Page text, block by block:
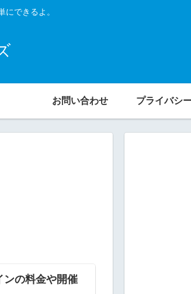
できるよ。
お問い合わせ プライバシ
ンの料金や開催